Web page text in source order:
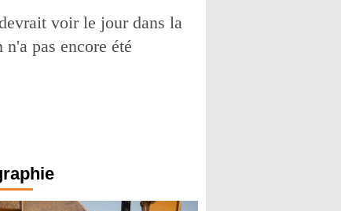
voir le jour dans la
pas encore été